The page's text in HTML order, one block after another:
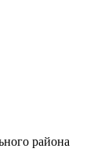
района